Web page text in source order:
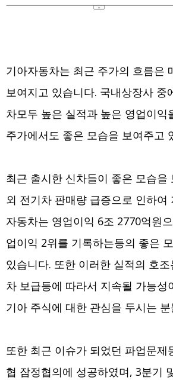
기아자동차는 최근 주가의 흐름은
보여지고 있습니다. 국내상장사 중
차모두 높은 실적과 높은 영업이익
주가에서도 좋은 모습을 보여주고
최근 출시한 신차들이 좋은 모습을
외 전기차 판매량 급증으로 인하여
자동차는 영업이익 6조 2770억원
업이익 2위를 기록하는등의 좋은
있습니다. 또한 이러한 실적의 호
차 보급등에 따라서 지속될 가능성
기아 주식에 대한 관심을 두시는
또한 최근 이슈가 되었던 파업문제
협 잠정협의에 성공하였며, 3분기